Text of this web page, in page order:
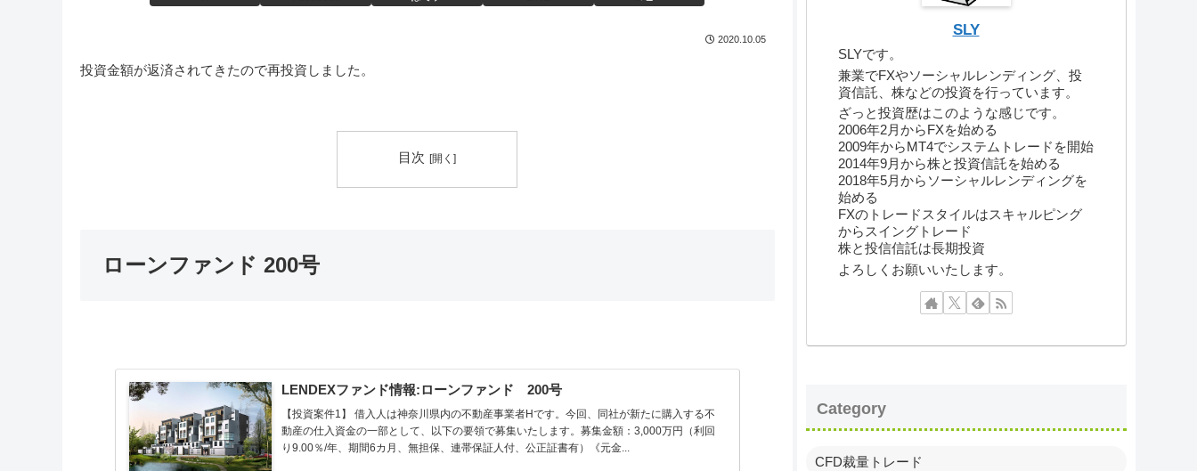
2020.10.05
投資金額が返済されてきたので再投資しました。
目次
ローンファンド 200号
LENDEXファンド情報:ローンファンド 200号
【投資案件1】 借入人は神奈川県内の不動産事業者Hです。今回、同社が新たに購入する不
動産の仕入資金の一部として、以下の要領で募集いたします。募集金額：3,000万円（利回
り9.00％/年、期間6カ月、無担保、連帯保証人付、公正証書有）《元金...
SLY
SLYです。
兼業でFXやソーシャルレンディング、投
資信託、株などの投資を行っています。
ざっと投資歴はこのような感じです。
2006年2月からFXを始める
2009年からMT4でシステムトレードを開始
2014年9月から株と投資信託を始める
2018年5月からソーシャルレンディングを
始める
FXのトレードスタイルはスキャルピング
からスイングトレード
株と投信信託は長期投資
よろしくお願いいたします。
Category
CFD裁量トレード